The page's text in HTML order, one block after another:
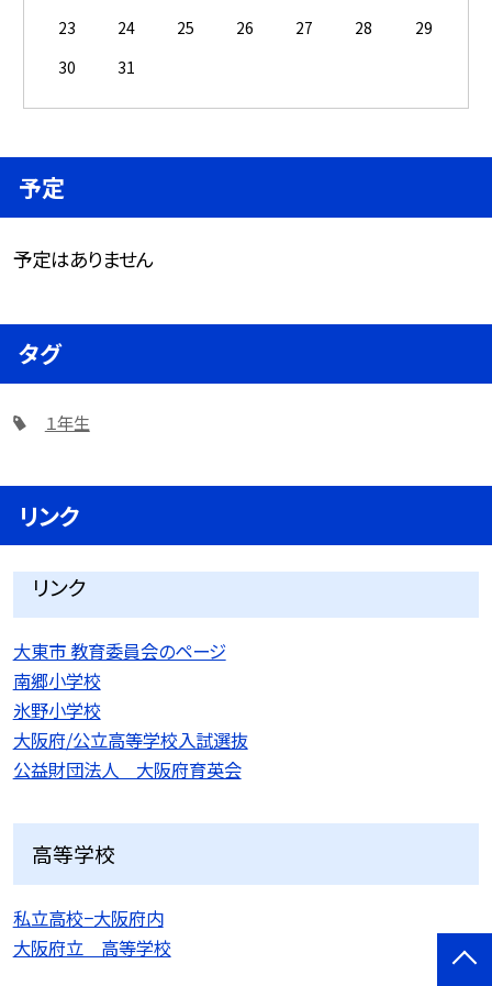
23
24 25 26 27 28
29
30
31
予定
予定はありません
タグ
１年生
リンク
リンク
大東市 教育委員会のページ
南郷小学校
氷野小学校
大阪府/公立高等学校入試選抜
公益財団法人 大阪府育英会
高等学校
私立高校−大阪府内
大阪府立 高等学校